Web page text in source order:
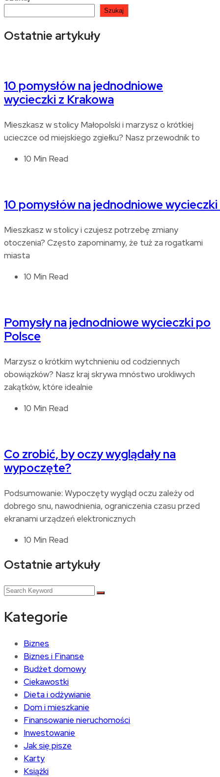
Szukaj
Ostatnie artykuły
10 pomysłów na jednodniowe
wycieczki z Krakowa
Mieszkasz w stolicy Małopolski i marzysz o krótkiej
ucieczce od miejskiego zgiełku? Nasz przewodnik to
10 Min Read
10 pomysłów na jednodniowe
Mieszkasz w stolicy i czujesz potrzebę zmiany
otoczenia? Często zapominamy, że tuż za rogatkami
miasta
10 Min Read
Pomysły na jednodniowe wycieczki po
Polsce
Marzysz o krótkim wytchnieniu od codziennych
obowiązków? Nasz kraj skrywa mnóstwo urokliwych
zakątków, które idealnie
10 Min Read
Co zrobić, by oczy wyglądały na
wypoczęte?
Podsumowanie: Wypoczęty wygląd oczu zależy od
dobrego snu, nawodnienia, ograniczenia czasu przed
ekranami urządzeń elektronicznych
10 Min Read
Ostatnie artykuły
Kategorie
Biznes
Biznes i Finanse
Budżet domowy
Ciekawostki
Dieta i odżywianie
Dom i mieszkanie
Finansowanie nieruchomości
Inwestowanie
Jak się pisze
Karty
Książki